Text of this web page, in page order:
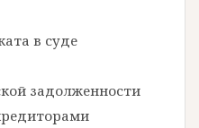
в суде
задолженности